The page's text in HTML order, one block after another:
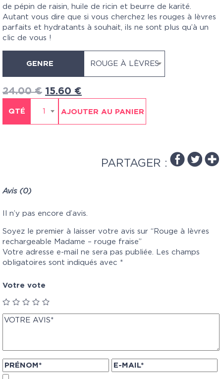
de pépin de raisin, huile de ricin et beurre de karité.
Autant vous dire que si vous cherchez les rouges à lèvres
parfaits et hydratants à souhait, ils ne sont plus qu’à un
clic de vous !
GENRE ROUGE À LÈVRES
24.00€ 15.60 €
QTÉ 1 AJOUTER AU PANIER
PARTAGER :
Avis (0)
Il n’y pas encore d’avis.
Soyez le premier à laisser votre avis sur “Rouge à lèvres
rechargeable Madame – rouge fraise”
Votre adresse e-mail ne sera pas publiée.
Les champs
obligatoires sont indiqués avec *
Votre vote